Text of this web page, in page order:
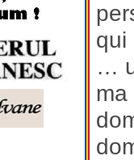
qui
…